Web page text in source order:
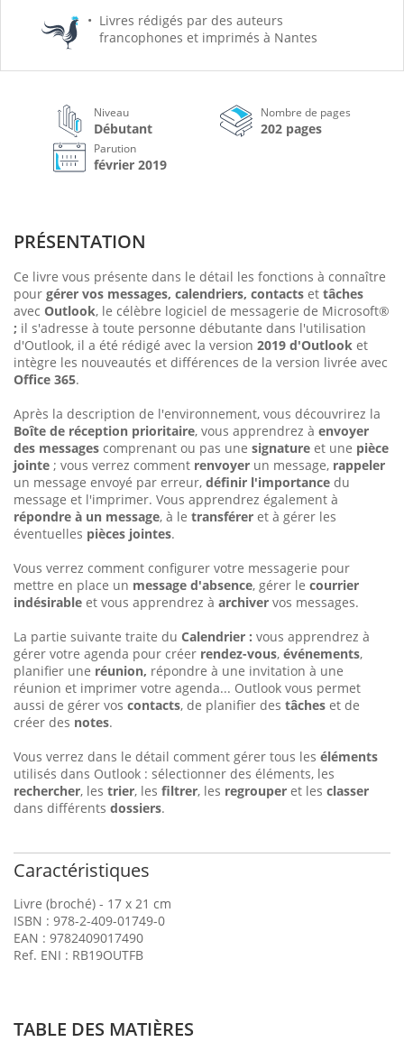
Livres rédigés par des auteurs
francophones et imprimés à Nantes
Niveau
Débutant
Nombre de pages
202 pages
Parution
février 2019
PRÉSENTATION
Ce livre vous présente dans le détail les fonctions à connaître
pour gérer vos messages, calendriers, contacts et tâches
avec Outlook, le célèbre logiciel de messagerie de Microsoft®
; il s'adresse à toute personne débutante dans l'utilisation
d'Outlook, il a été rédigé avec la version 2019 d'Outlook et
intègre les nouveautés et différences de la version livrée avec
Office 365.
Après la description de l'environnement, vous découvrirez la
Boîte de réception prioritaire, vous apprendrez à envoyer
des messages comprenant ou pas une signature et une pièce
jointe ; vous verrez comment renvoyer un message, rappeler
un message envoyé par erreur, définir l'importance du
message et l'imprimer. Vous apprendrez également à
répondre à un message, à le transférer et à gérer les
éventuelles pièces jointes.
Vous verrez comment configurer votre messagerie pour
mettre en place un message d'absence, gérer le courrier
indésirable et vous apprendrez à archiver vos messages.
La partie suivante traite du Calendrier : vous apprendrez à
gérer votre agenda pour créer rendez-vous, événements,
planifier une réunion, répondre à une invitation à une
réunion et imprimer votre agenda... Outlook vous permet
aussi de gérer vos contacts, de planifier des tâches et de
créer des notes.
Vous verrez dans le détail comment gérer tous les éléments
utilisés dans Outlook : sélectionner des éléments, les
rechercher, les trier, les filtrer, les regrouper et les classer
dans différents dossiers.
Caractéristiques
Livre (broché) - 17 x 21 cm
ISBN : 978-2-409-01749-0
EAN : 9782409017490
Ref. ENI : RB19OUTFB
TABLE DES MATIÈRES